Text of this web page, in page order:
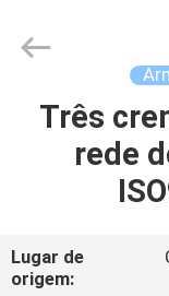
CASA
PRODUTOS
SOBRE
AND
TECHNOLOGY
Reserved.Três
rede
Lugar de
origem: